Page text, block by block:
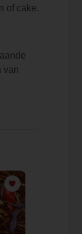
of cake.
van